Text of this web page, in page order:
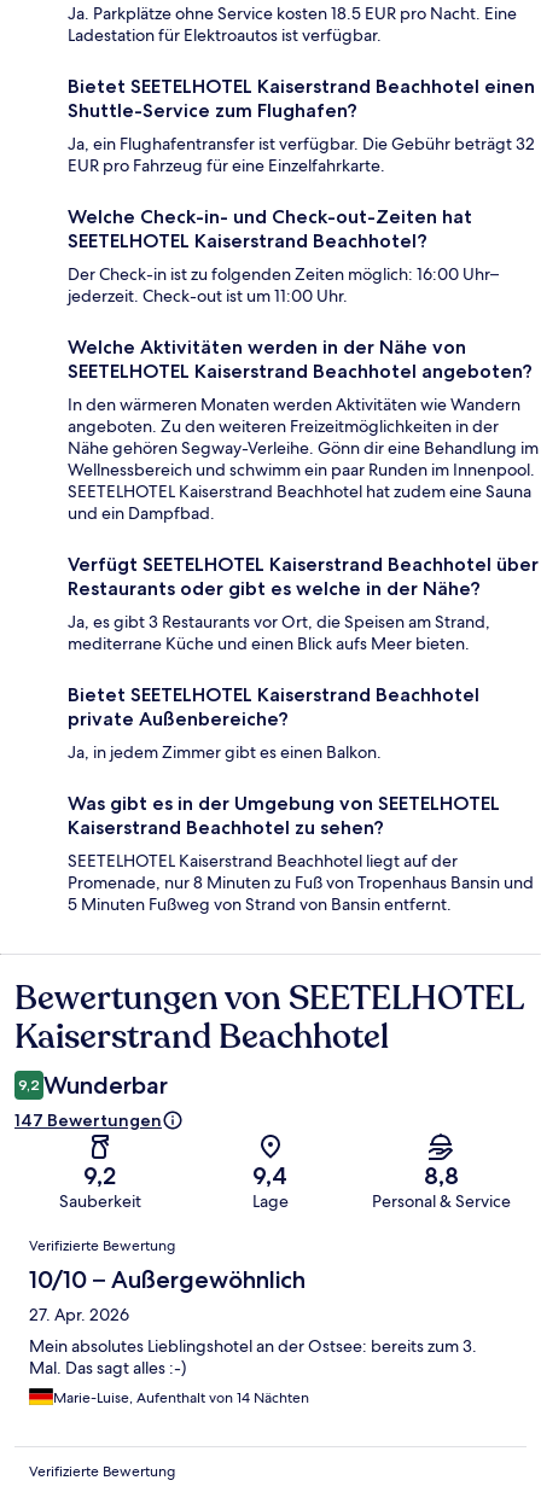
Ja. Parkplätze ohne Service kosten 18.5 EUR pro Nacht. Eine
Ladestation für Elektroautos ist verfügbar.
Bietet SEETELHOTEL Kaiserstrand Beachhotel einen
Shuttle-Service zum Flughafen?
Ja, ein Flughafentransfer ist verfügbar. Die Gebühr beträgt 32
EUR pro Fahrzeug für eine Einzelfahrkarte.
Welche Check-in- und Check-out-Zeiten hat
SEETELHOTEL Kaiserstrand Beachhotel?
Der Check-in ist zu folgenden Zeiten möglich: 16:00 Uhr–
jederzeit. Check-out ist um 11:00 Uhr.
Welche Aktivitäten werden in der Nähe von
SEETELHOTEL Kaiserstrand Beachhotel angeboten?
In den wärmeren Monaten werden Aktivitäten wie Wandern
angeboten. Zu den weiteren Freizeitmöglichkeiten in der
Nähe gehören Segway-Verleihe. Gönn dir eine Behandlung im
Wellnessbereich und schwimm ein paar Runden im Innenpool.
SEETELHOTEL Kaiserstrand Beachhotel hat zudem eine Sauna
und ein Dampfbad.
Verfügt SEETELHOTEL Kaiserstrand Beachhotel über
Restaurants oder gibt es welche in der Nähe?
Ja, es gibt 3 Restaurants vor Ort, die Speisen am Strand,
mediterrane Küche und einen Blick aufs Meer bieten.
Bietet SEETELHOTEL Kaiserstrand Beachhotel
private Außenbereiche?
Ja, in jedem Zimmer gibt es einen Balkon.
Was gibt es in der Umgebung von SEETELHOTEL
Kaiserstrand Beachhotel zu sehen?
SEETELHOTEL Kaiserstrand Beachhotel liegt auf der
Promenade, nur 8 Minuten zu Fuß von Tropenhaus Bansin und
5 Minuten Fußweg von Strand von Bansin entfernt.
Bewertungen
Bewertungen von SEETELHOTEL
Kaiserstrand Beachhotel
9,2 Wunderbar
147 Bewertungen
9,2
Sauberkeit
9,4
Lage
8,8
Personal & Service
Bewertungen
Verifizierte Bewertung
10/10 – Außergewöhnlich
27. Apr. 2026
Mein absolutes Lieblingshotel an der Ostsee: bereits zum 3.
Mal. Das sagt alles :-)
Marie-Luise, Aufenthalt von 14 Nächten
Verifizierte Bewertung